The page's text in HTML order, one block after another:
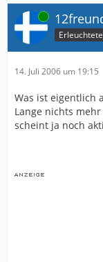
Online
14. Juli 2006 um 19:15
Was ist eigentlich
Lange nichts
scheint ja noch